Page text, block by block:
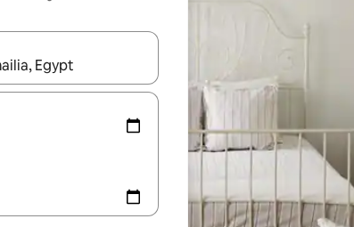
ಮತ್ತು ಡೌನ್ ಬಾಣದ ಕೀಲಿಗಳೊಂದಿಗೆ ನ್ಯಾವಿಗೇಟ್ ಮಾಡಿ ಅಥವಾ ಸ್ಪರ್ಶ